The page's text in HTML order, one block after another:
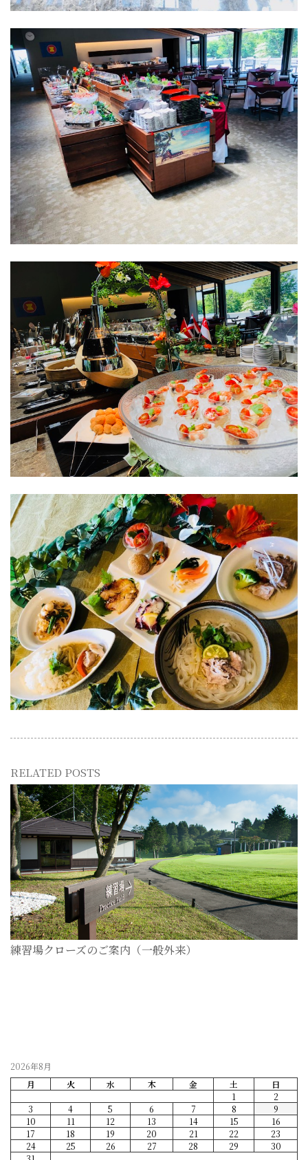
RELATED POSTS
練習場クローズのご案内（一般外来）
2026年8月
月
火 水 木 金 土
日
1
2
3
4 5 6 7 8
9
10
11 12 13 14 15
16
17
18 19 20 21 22
23
24
25 26 27 28 29
30